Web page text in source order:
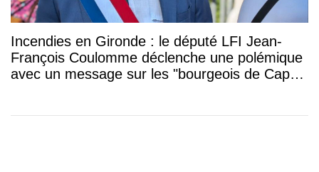
Incendies en Gironde : le député LFI Jean-
François Coulomme déclenche une polémique
avec un message sur les "bourgeois de Cap-